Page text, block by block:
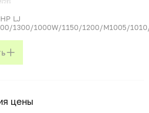
LJ
1300/1000W/1150/1200/M1005/
цены